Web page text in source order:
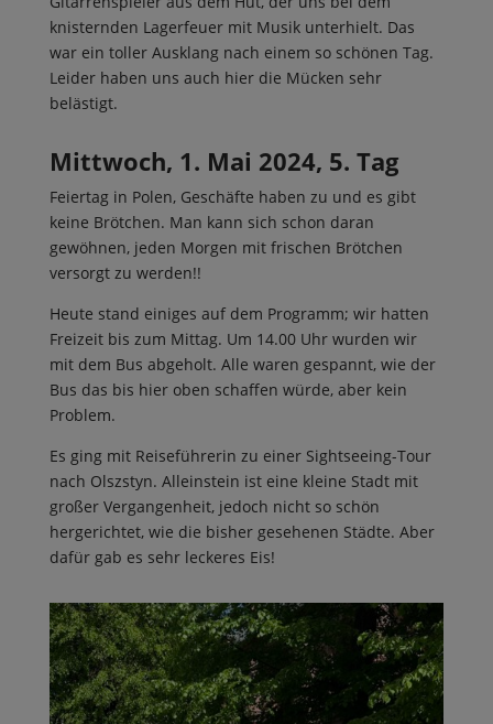
knisternden Lagerfeuer mit Musik unterhielt. Das
war ein toller Ausklang nach einem so schönen Tag.
Leider haben uns auch hier die Mücken sehr
belästigt.
Mittwoch, 1. Mai 2024, 5. Tag
Feiertag in Polen, Geschäfte haben zu und es gibt
keine Brötchen. Man kann sich schon daran
gewöhnen, jeden Morgen mit frischen Brötchen
versorgt zu werden!!
Heute stand einiges auf dem Programm; wir hatten
Freizeit bis zum Mittag. Um 14.00 Uhr wurden wir
mit dem Bus abgeholt. Alle waren gespannt, wie der
Bus das bis hier oben schaffen würde, aber kein
Problem.
Es ging mit Reiseführerin zu einer Sightseeing-Tour
nach Olszstyn. Alleinstein ist eine kleine Stadt mit
großer Vergangenheit, jedoch nicht so schön
hergerichtet, wie die bisher gesehenen Städte. Aber
dafür gab es sehr leckeres Eis!